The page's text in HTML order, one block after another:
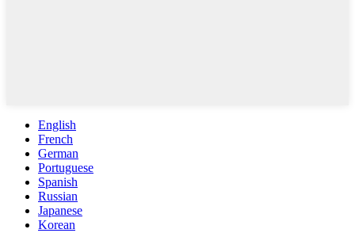
English
French
German
Portuguese
Spanish
Russian
Japanese
Korean